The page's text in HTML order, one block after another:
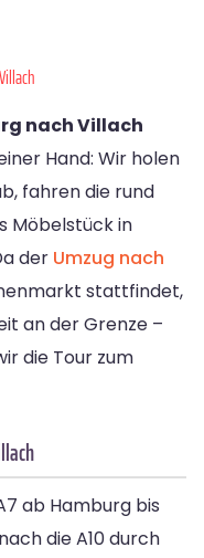
nach Villach
Hand: Wir holen
fahren die rund
Möbelstück in
der Umzug nach
stattfindet,
an der Grenze –
die Tour zum
ab Hamburg bis
die A10 durch